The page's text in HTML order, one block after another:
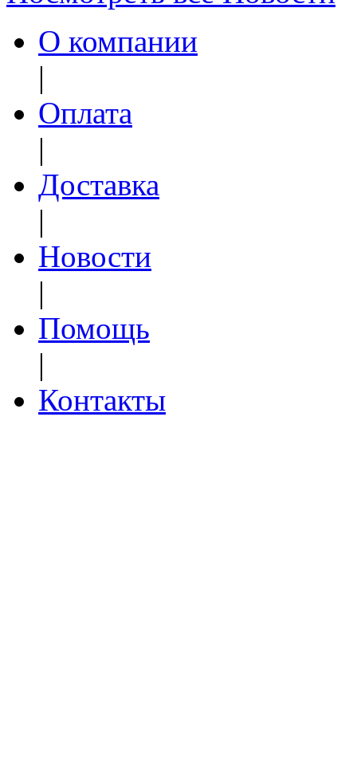
О компании
|
Оплата
|
Доставка
|
Новости
|
Помощь
|
Контакты